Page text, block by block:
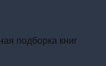
подборка книг